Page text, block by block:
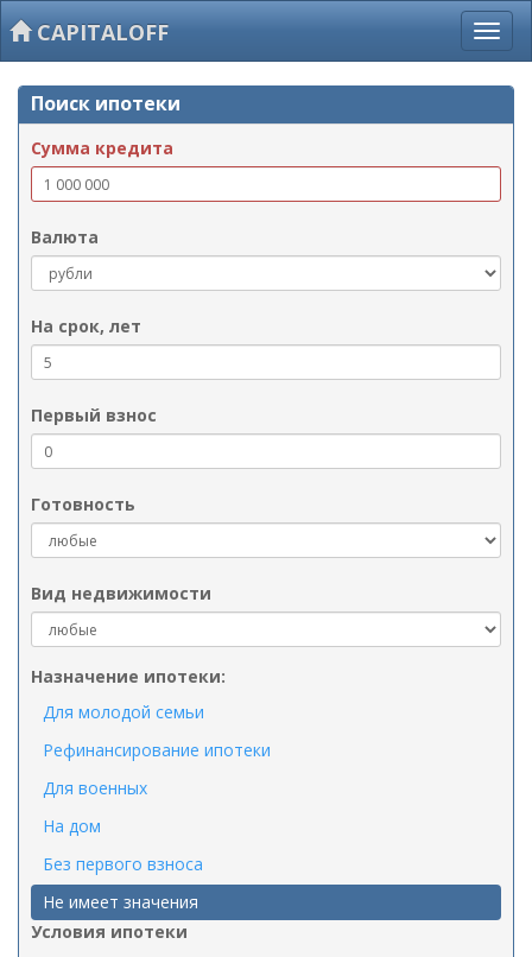
CAPITALOFF
Поиск ипотеки
Сумма кредита
Валюта
На срок, лет
Первый взнос
Готовность
Вид недвижимости
Назначение ипотеки:
Для молодой семьи
Рефинансирование ипотеки
Для военных
На дом
Без первого взноса
Не имеет значения
Условия ипотеки